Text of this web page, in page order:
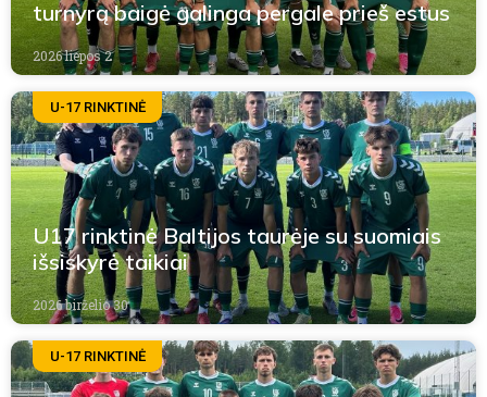
turnyrą baigė galinga pergale prieš estus
2026 liepos 2
U-17 RINKTINĖ
U17 rinktinė Baltijos taurėje su suomiais
išsiskyrė taikiai
2026 birželio 30
U-17 RINKTINĖ